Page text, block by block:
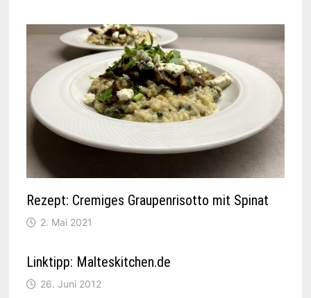
Rezept: Cremiges Graupenrisotto mit Spinat
2. Mai 2021
Linktipp: Malteskitchen.de
26. Juni 2012